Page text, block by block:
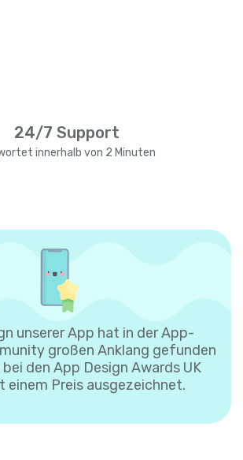
24/7 Support
innerhalb von 2 Minuten
unserer App hat in der App-
großen Anklang gefunden
den App Design Awards UK
einem Preis ausgezeichnet.